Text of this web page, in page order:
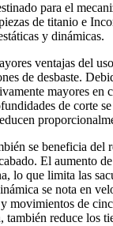
para el
de titanio e
y dinámicas.
ventajas del
de desbaste.
mayores en
de corte
se beneficia del
El aumento
lo que limita las
se nota en
movimientos de
también reduce los